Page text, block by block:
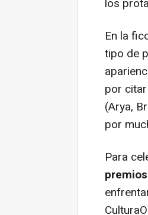
los
En la
tipo de
por
(Arya,
por
Para